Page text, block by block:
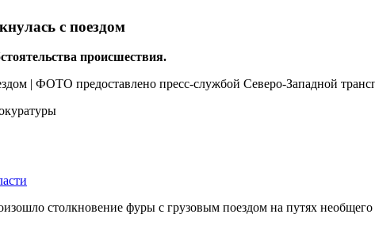
с поездом
происшествия.
столкновение фуры с грузовым поездом на путях